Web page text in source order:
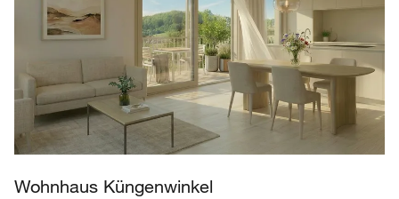
Wohnhaus Küngenwinkel